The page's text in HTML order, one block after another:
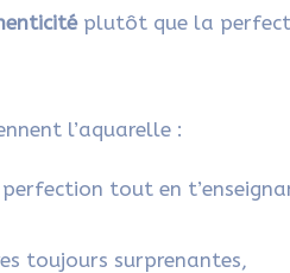
plutôt que la
l’aquarelle :
tout en
toujours surprenantes,